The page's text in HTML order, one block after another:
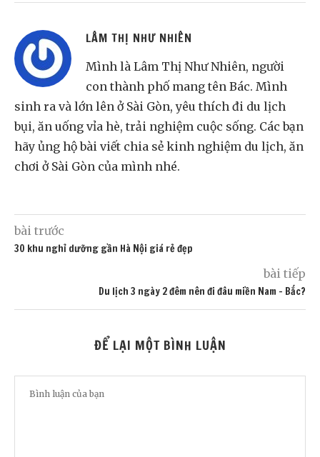
LÂM THỊ NHƯ NHIÊN
Mình là Lâm Thị Như Nhiên, người
con thành phố mang tên Bác. Mình
sinh ra và lớn lên ở Sài Gòn, yêu thích đi du lịch
bụi, ăn uống vỉa hè, trải nghiệm cuộc sống. Các bạn
hãy ủng hộ bài viết chia sẻ kinh nghiệm du lịch, ăn
chơi ở Sài Gòn của mình nhé.
bài trước
30 khu nghỉ dưỡng gần Hà Nội giá rẻ đẹp
bài tiếp
Du lịch 3 ngày 2 đêm nên đi đâu miền Nam – Bắc?
ĐỂ LẠI MỘT BÌNH LUẬN